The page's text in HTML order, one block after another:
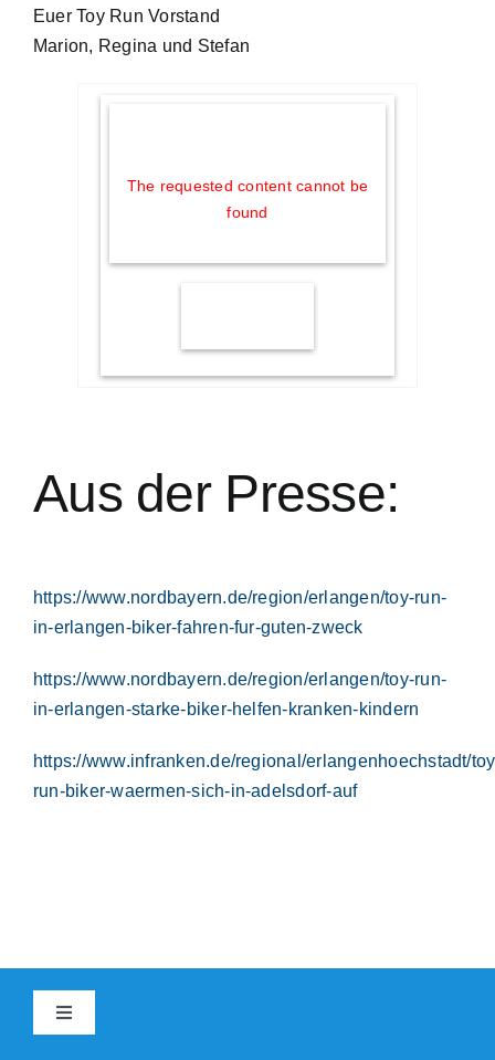
Euer Toy Run Vorstand
Marion, Regina und Stefan
The requested content cannot be
found
Aus der Presse:
https://www.nordbayern.de/region/erlangen/toy-run-
in-erlangen-biker-fahren-fur-guten-zweck
https://www.nordbayern.de/region/erlangen/toy-run-
in-erlangen-starke-biker-helfen-kranken-kindern
https://www.infranken.de/regional/erlangenhoechstadt/
run-biker-waermen-sich-in-adelsdorf-auf
Toggle
Navigation